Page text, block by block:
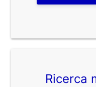
Ricerca